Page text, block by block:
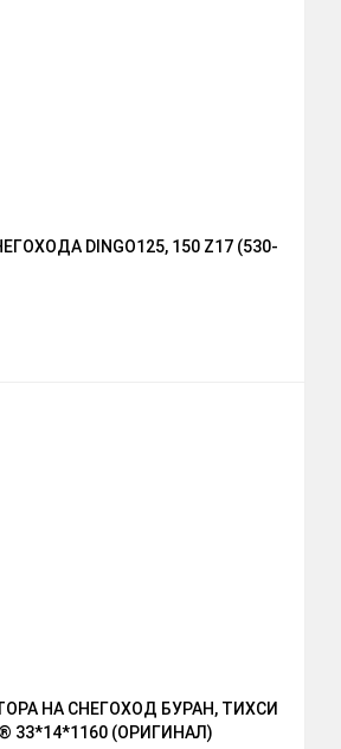
DINGO125, 150 Z17 (530-
НА СНЕГОХОД БУРАН, ТИХСИ
33*14*1160 (ОРИГИНАЛ)